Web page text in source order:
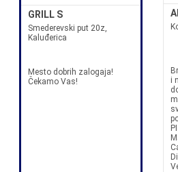
GRILL S
Smederevski put 20z,
Kaluđerica
Mesto dobrih zalogaja!
Čekamo Vas!
i